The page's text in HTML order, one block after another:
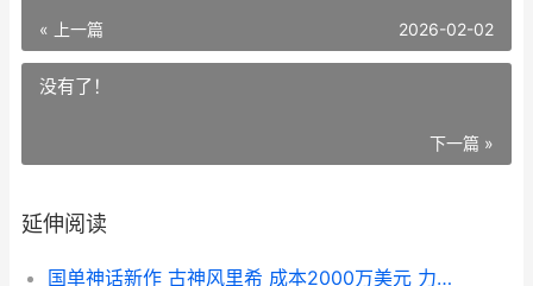
« 上一篇 2026-02-02
没有了！
下一篇 »
延伸阅读
国单神话新作 古神风里希 成本2000万美元 力求 最后生还者2 级别动捕 国产电影神话